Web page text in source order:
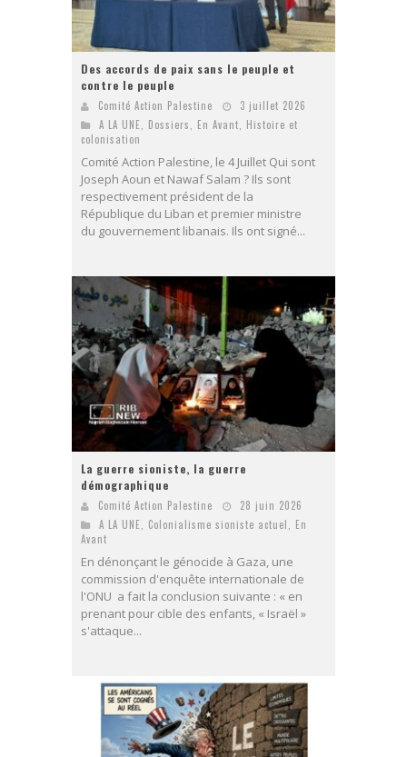
Des accords de paix sans le peuple et
contre le peuple
Comité Action Palestine
3 juillet 2026
A LA UNE
Dossiers En Avant
Histoire et
colonisation
Comité Action Palestine, le 4 Juillet Qui sont
Joseph Aoun et Nawaf Salam ? Ils sont
respectivement président de la
République du Liban et premier ministre
du gouvernement libanais. Ils ont signé...
La guerre sioniste, la guerre
démographique
Comité Action Palestine
28 juin 2026
A LA UNE
Colonialisme sioniste actuel
En
Avant
En dénonçant le génocide à Gaza, une
commission d'enquête internationale de
l'ONU a fait la conclusion suivante : « en
prenant pour cible des enfants, « Israël »
s'attaque...